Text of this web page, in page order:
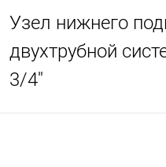
Узел нижнего
двухтрубной
3/4''